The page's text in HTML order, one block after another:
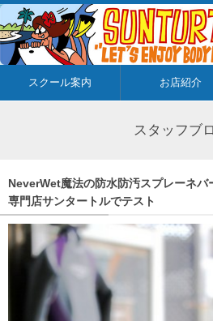
スクール案内 お店紹介
スタッフブ
NeverWet魔法の防水防汚スプレーネバ
専門店サンタートルでテスト